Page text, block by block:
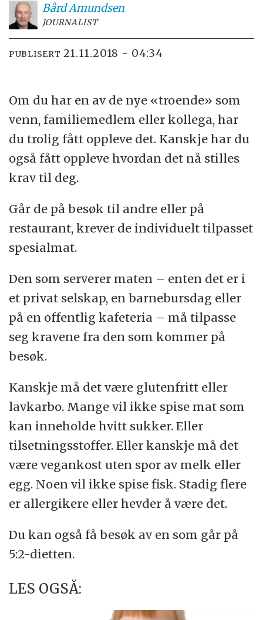
BårdAmundsen
JOURNALIST
PUBLISERT 21.11.2018 - 04:34
Om du har en av de nye «troende» som
venn, familiemedlem eller kollega, har
du trolig fått oppleve det. Kanskje har du
også fått oppleve hvordan det nå stilles
krav til deg.
Går de på besøk til andre eller på
restaurant, krever de individuelt tilpasset
spesialmat.
Den som serverer maten – enten det er i
et privat selskap, en barnebursdag eller
på en offentlig kafeteria – må tilpasse
seg kravene fra den som kommer på
besøk.
Kanskje må det være glutenfritt eller
lavkarbo. Mange vil ikke spise mat som
kan inneholde hvitt sukker. Eller
tilsetningsstoffer. Eller kanskje må det
være vegankost uten spor av melk eller
egg. Noen vil ikke spise fisk. Stadig flere
er allergikere eller hevder å være det.
Du kan også få besøk av en som går på
5:2-dietten.
LES OGSÅ: